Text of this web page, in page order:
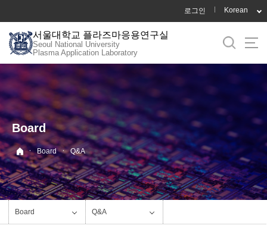
로
메
뉴
로그인 Korean
서울대학교 플라즈마응용연구실
Seoul National University
Plasma Application Laboratory
Board
· Board · Q&A
Board Q&A